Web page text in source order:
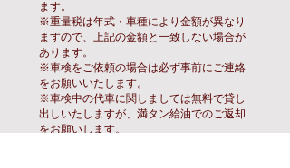
ます。
※重量税は年式・車種により金額が異なり
ますので、上記の金額と一致しない場合が
あります。
※車検をご依頼の場合は必ず事前にご連絡
をお願いいたします。
※車検中の代車に関しましては無料で貸し
出しいたしますが、満タン給油でのご返却
をお願いします。